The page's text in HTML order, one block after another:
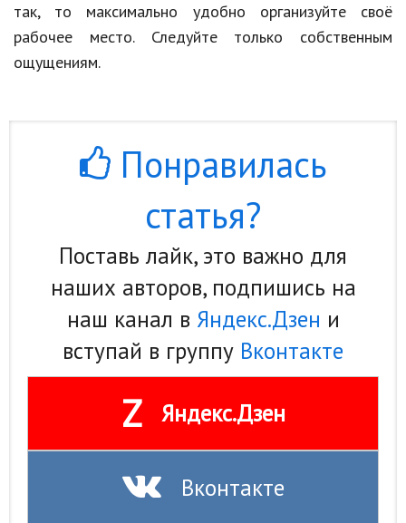
так, то максимально удобно организуйте своё
рабочее место. Следуйте только собственным
ощущениям.
Понравилась
статья?
Поставь лайк, это важно для
наших авторов, подпишись на
наш канал в Яндекс.Дзен и
вступай в группу Вконтакте
Z Яндекс.Дзен
Вконтакте